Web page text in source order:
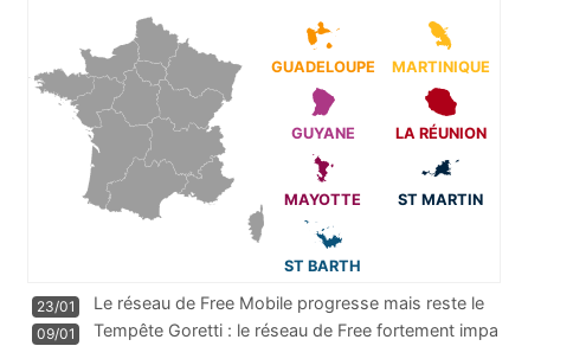
GUADELOUPE MARTINIQUE
GUYANE LA RÉUNION
MAYOTTE ST MARTIN
ST BARTH
23/01
Le réseau de Free Mobile progresse mais reste le
m
...
09/01
Tempête Goretti : le réseau de Free fortement impa